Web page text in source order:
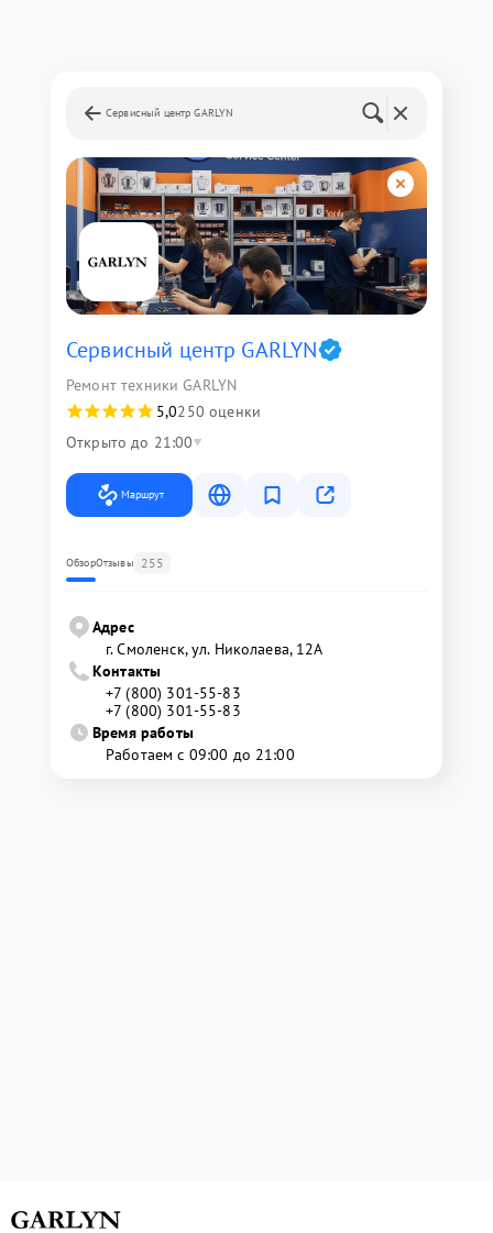
Сервисный центр GARLYN
Сервисный центр GARLYN
Ремонт техники GARLYN
5,0250 оценки
Открыто до 21:00
Маршрут
ОбзорОтзывы 255
Адрес
г. Смоленск, ул. Николаева, 12А
Контакты
+7 (800) 301-55-83
+7 (800) 301-55-83
Время работы
Работаем с 09:00 до 21:00